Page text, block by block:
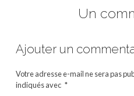
Un
Ajouter un
Votre adresse e-mail ne sera pas
indiqués avec *